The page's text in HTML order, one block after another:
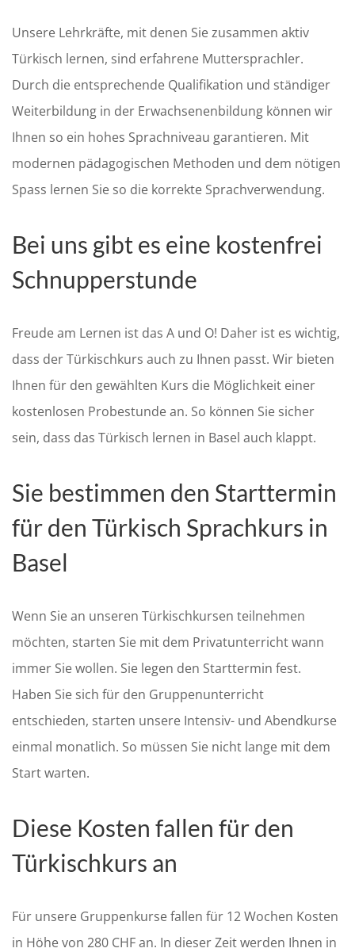
Unsere Lehrkräfte, mit denen Sie zusammen aktiv
Türkisch lernen, sind erfahrene Muttersprachler.
Durch die entsprechende Qualifikation und ständiger
Weiterbildung in der Erwachsenenbildung können wir
Ihnen so ein hohes Sprachniveau garantieren. Mit
modernen pädagogischen Methoden und dem nötigen
Spass lernen Sie so die korrekte Sprachverwendung.
Bei uns gibt es eine kostenfrei
Schnupperstunde
Freude am Lernen ist das A und O! Daher ist es wichtig,
dass der Türkischkurs auch zu Ihnen passt. Wir bieten
Ihnen für den gewählten Kurs die Möglichkeit einer
kostenlosen Probestunde an. So können Sie sicher
sein, dass das Türkisch lernen in Basel auch klappt.
Sie bestimmen den Starttermin
für den Türkisch Sprachkurs in
Basel
Wenn Sie an unseren Türkischkursen teilnehmen
möchten, starten Sie mit dem Privatunterricht wann
immer Sie wollen. Sie legen den Starttermin fest.
Haben Sie sich für den Gruppenunterricht
entschieden, starten unsere Intensiv- und Abendkurse
einmal monatlich. So müssen Sie nicht lange mit dem
Start warten.
Diese Kosten fallen für den
Türkischkurs an
Für unsere Gruppenkurse fallen für 12 Wochen Kosten
in Höhe von 280 CHF an. In dieser Zeit werden Ihnen in